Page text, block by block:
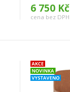
6 750 Kč
cena bez DPH